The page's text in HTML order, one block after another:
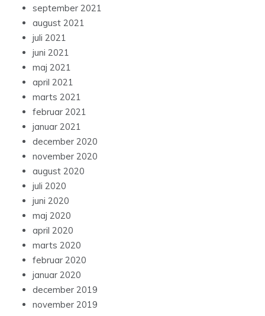
september 2021
august 2021
juli 2021
juni 2021
maj 2021
april 2021
marts 2021
februar 2021
januar 2021
december 2020
november 2020
august 2020
juli 2020
juni 2020
maj 2020
april 2020
marts 2020
februar 2020
januar 2020
december 2019
november 2019